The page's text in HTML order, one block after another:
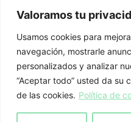
Valoramos tu
Usamos cookies para
navegación, mostrarle
personalizados y analizar
“Aceptar todo” usted da su
de las cookies. Política de
20,00€
Añadir al carrito